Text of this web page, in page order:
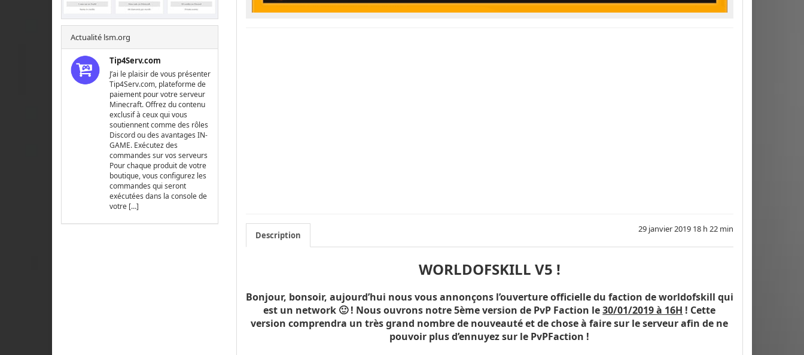
Actualité lsm.org
Tip4Serv.com
J’ai le plaisir de vous présenter
Tip4Serv.com, plateforme de
paiement pour votre serveur
Minecraft. Offrez du contenu
exclusif à ceux qui vous
soutiennent comme des rôles
Discord ou des avantages IN-
GAME. Exécutez des
commandes sur vos serveurs
Pour chaque produit de votre
boutique, vous configurez les
commandes qui seront
exécutées dans la console de
votre […]
29 janvier 2019 18 h 22 min
Description
WORLDOFSKILL V5 !
Bonjour, bonsoir, aujourd’hui nous vous annonçons l’ouverture officielle du faction de worldofskill qui
est un network 🙂 ! Nous ouvrons notre 5ème version de PvP Faction le30/01/2019 à 16H ! Cette
version comprendra un très grand nombre de nouveauté et de chose à faire sur le serveur afin de ne
pouvoir plus d’ennuyez sur le PvPFaction !